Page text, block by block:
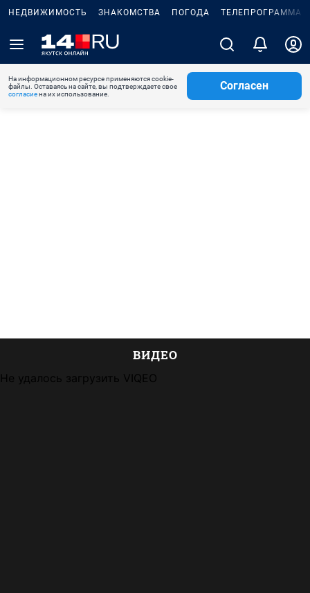
НЕДВИЖИМОСТЬ ЗНАКОМСТВА ПОГОДА ТЕЛЕПРОГРАММА
На информационном ресурсе применяются cookie-
файлы. Оставаясь на сайте, вы подтверждаете свое
согласиена их использование.
Согласен
ВИДЕО
Не удалось загрузить VIQEO